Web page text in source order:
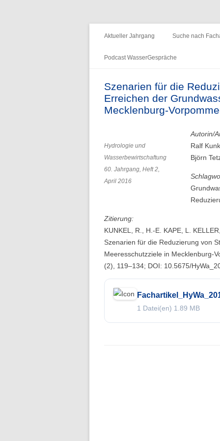
HyWa
Aktueller Jahrgang Suche nach
Podcast WasserGespräche
Folge 14 – Aueninstitut
Folge 12 – International Centre for
Water Resources and Global
Change
Folge 9 – Internationale Kommission
zum Schutz des Rheins
Folge 8 – Oeschger-Zentrum für
Klimaforschung
Folge 7 – Ökohydrologie
Szenarien für die
Erreichen der
Mecklenburg-
Hydrologie und
Wasserbewirtschaftung
60. Jahrgang, Heft 2,
April 2016
Autorin/
Ralf
Björn
Zitierung:
KUNKEL, R., H.-E. KAPE, L.
Szenarien für die Reduzierung von
Meeresschutzziele in Mecklenburg-
(2), 119–134; DOI: 10.5675/
1 Datei(en) 1.89 MB